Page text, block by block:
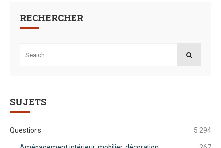
RECHERCHER
for:
SUJETS
Questions 5 294